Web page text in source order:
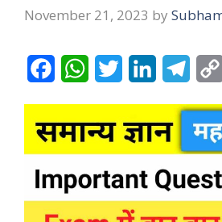
November 21, 2023 by
c
e
b
o
W
a
t
s
A
i
t
t
e
n
k
e
d
l
e
g
r